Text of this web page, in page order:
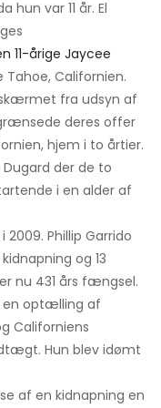
hun var 11 år. El
11-årige Jaycee
Tahoe, Californien.
fra udsyn af
deres offer
hjem i to årtier.
der de to
i en alder af
Phillip Garrido
og 13
nu 431 års fængsel.
en optælling af
Californiens
Hun blev idømt
af en kidnapning en